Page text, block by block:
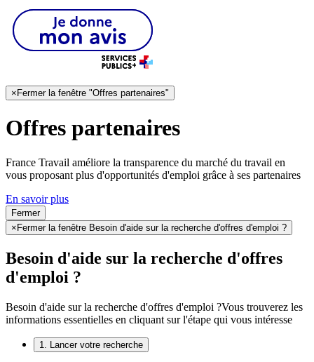
× Fermer la fenêtre "Offres partenaires"
Offres partenaires
France Travail améliore la transparence du marché du travail en
vous proposant plus d'opportunités d'emploi grâce à ses partenaires
En savoir plus
Fermer
×Fermer la fenêtre Besoin d'aide sur la recherche d'offres d'emploi ?
Besoin d'aide sur la recherche d'offres
d'emploi ?
Besoin d'aide sur la recherche d'offres d'emploi ?Vous trouverez les
informations essentielles en cliquant sur l'étape qui vous intéresse
1. Lancer votre recherche